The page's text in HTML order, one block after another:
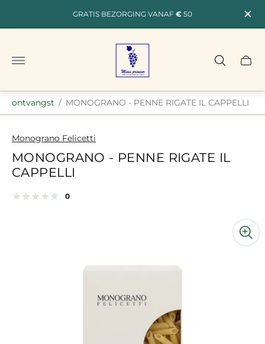
GRATIS BEZORGING VANAF € 50
Winkellogo"
ontvangst / MONOGRANO - PENNE RIGATE IL CAPPELLI
Monograno Felicetti
MONOGRANO - PENNE RIGATE IL
CAPPELLI
Productrecensies:
0totaal